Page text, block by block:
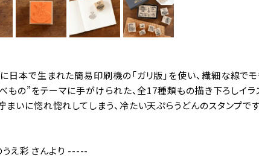
日本で生まれた簡易印刷機の「ガリ版」を使い、繊細な線で
もの”をテーマに手がけられた、全17種類もの描き下ろしイラ
まいに惚れ惚れしてしまう、冷たい天ぷらうどんのスタンプで
え彩 さんより -----